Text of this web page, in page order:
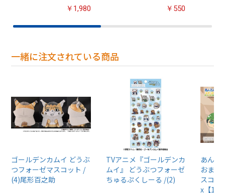
￥1,980 ￥550
一緒に注文されている商品
ゴールデンカムイ どうぶ
つフォーゼマスコット /
(4)尾形百之助
TVアニメ『ゴールデンカ
ムイ』 どうぶつフォーゼ
ちゅるぷくしーる /(2)
あんさ
おまん
スコッ
x【